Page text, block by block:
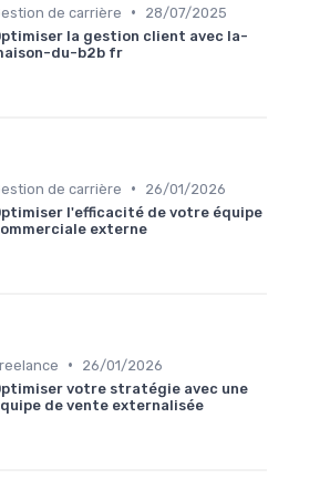
de carrière •
28/07/2025
la gestion client avec la-
du-b2b fr
de carrière •
26/01/2026
l'efficacité de votre équipe
externe
•
26/01/2026
votre stratégie avec une
de vente externalisée